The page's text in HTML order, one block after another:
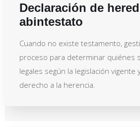
Declaración de
abintestato
Cuando no existe testamento,
proceso para determinar quiénes
legales según la legislación vigente
derecho a la herencia.